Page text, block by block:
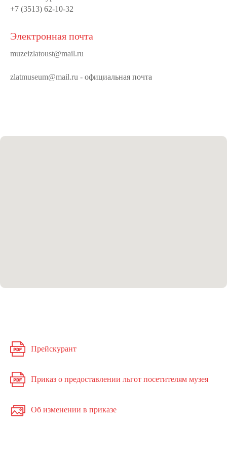
+7 (3513) 62-10-32
Электронная почта
muzeizlatoust@mail.ru
zlatmuseum@mail.ru - официальная почта
Прейскурант
Приказ о предоставлении льгот посетителям музея
Об изменении в приказе